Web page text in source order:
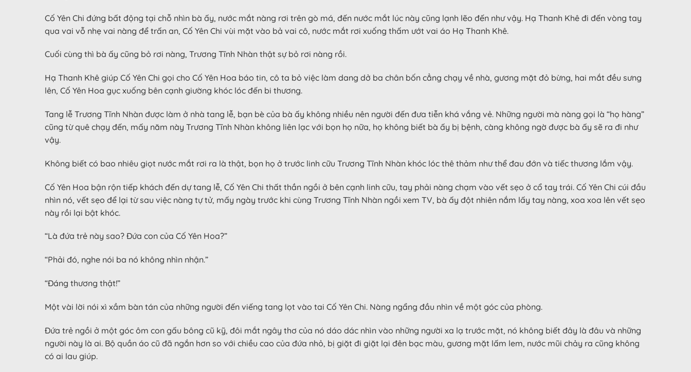
Cố Yên Chi đứng bất động tại chỗ nhìn bà ấy, nước mắt nàng rơi trên gò má, đến nước mắt lúc này cũng lạnh lẽo đến như vậy. Hạ Thanh Khê đi đến vòng tay
qua vai vỗ nhẹ vai nàng để trấn an, Cố Yên Chi vùi mặt vào bả vai cô, nước mắt rơi xuống thấm ướt vai áo Hạ Thanh Khê.
Cuối cùng thì bà ấy cũng bỏ rơi nàng, Trương Tĩnh Nhàn thật sự bỏ rơi nàng rồi.
Hạ Thanh Khê giúp Cố Yên Chi gọi cho Cố Yên Hoa báo tin, cô ta bỏ việc làm dang dở ba chân bốn cẳng chạy về nhà, gương mặt đỏ bừng, hai mắt đều sưng
lên, Cố Yên Hoa gục xuống bên cạnh giường khóc lóc đến bi thương.
Tang lễ Trương Tĩnh Nhàn được làm ở nhà tang lễ, bạn bè của bà ấy không nhiều nên người đến đưa tiễn khá vắng vẻ. Những người mà nàng gọi là “họ hàng”
cũng từ quê chạy đến, mấy năm này Trương Tĩnh Nhàn không liên lạc với bọn họ nữa, họ không biết bà ấy bị bệnh, càng không ngờ được bà ấy sẽ ra đi như
vậy.
Không biết có bao nhiêu giọt nước mắt rơi ra là thật, bọn họ ở trước linh cữu Trương Tĩnh Nhàn khóc lóc thê thảm như thể đau đớn và tiếc thương lắm vậy.
Cố Yên Hoa bận rộn tiếp khách đến dự tang lễ, Cố Yên Chi thất thần ngồi ở bên cạnh linh cữu, tay phải nàng chạm vào vết sẹo ở cổ tay trái. Cố Yên Chi cúi đầu
nhìn nó, vết sẹo để lại từ sau việc nàng tự tử, mấy ngày trước khi cùng Trương Tĩnh Nhàn ngồi xem TV, bà ấy đột nhiên nắm lấy tay nàng, xoa xoa lên vết sẹo
này rồi lại bật khóc.
“Là đứa trẻ này sao? Đứa con của Cố Yên Hoa?”
“Phải đó, nghe nói ba nó không nhìn nhận.”
“Đáng thương thật!”
Một vài lời nói xì xầm bàn tán của những người đến viếng tang lọt vào tai Cố Yên Chi. Nàng ngẩng đầu nhìn về một góc của phòng.
Đứa trẻ ngồi ở một góc ôm con gấu bông cũ kỹ, đôi mắt ngây thơ của nó dáo dác nhìn vào những người xa lạ trước mặt, nó không biết đây là đâu và những
người này là ai. Bộ quần áo cũ đã ngắn hơn so với chiều cao của đứa nhỏ, bị giặt đi giặt lại đên bạc màu, gương mặt lấm lem, nước mũi chảy ra cũng không
có ai lau giúp.